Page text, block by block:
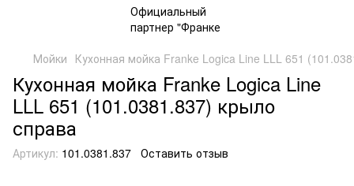
Мойки Кухонная мойка Franke Logica Line LLL 651
Кухонная мойка Franke Logica Line
LLL 651 (101.0381.837) крыло
справа
Артикул: 101.0381.837 Оставить отзыв